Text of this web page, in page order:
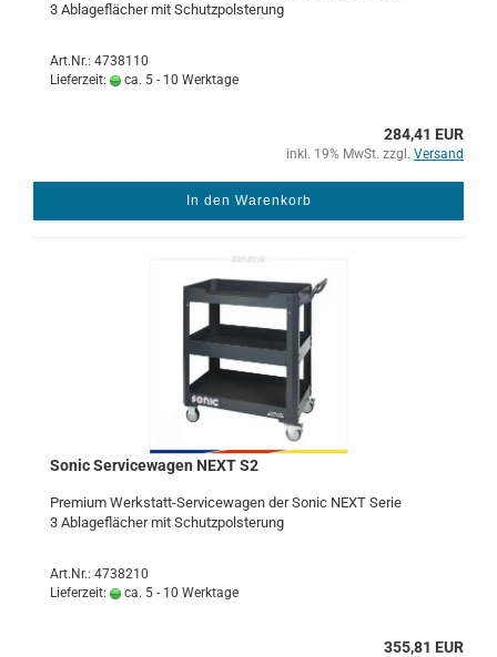
3 Ab­la­ge­flä­cher mit Schutz­pols­te­rung
Art.Nr.: 4738110
Lieferzeit:
ca. 5 - 10 Werktage
284,41 EUR
inkl. 19% MwSt. zzgl. Versand
In den Warenkorb
Sonic Ser­vice­wa­gen NEXT S2
Pre­mi­um Werkstatt-​​Ser­vice­wa­gen der Sonic NEXT Serie
3 Ab­la­ge­flä­cher mit Schutz­pols­te­rung
Art.Nr.: 4738210
Lieferzeit:
ca. 5 - 10 Werktage
355,81 EUR